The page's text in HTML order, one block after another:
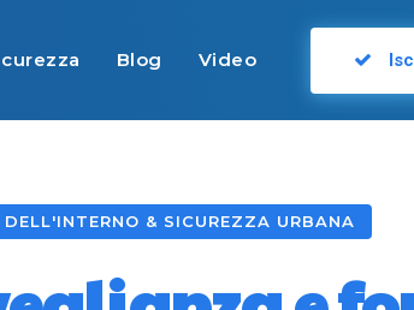
Blog Video
& SICUREZZA URBANA